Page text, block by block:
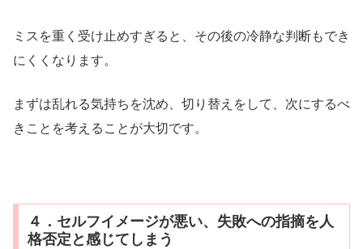
ミスを重く受け止めすぎると、その後の冷静な判断もでき
にくくなります。
まずは乱れる気持ちを沈め、切り替えをして、次にするべ
きことを考えることが大切です。
４．セルフイメージが悪い、失敗への指摘を人
格否定と感じてしまう